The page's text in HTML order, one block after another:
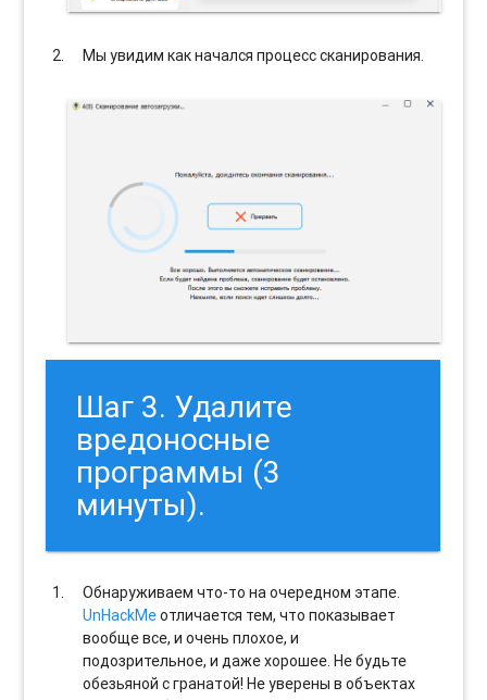
Мы увидим как начался процесс сканирования.
Шаг 3. Удалите
вредоносные
программы (3
минуты).
Обнаруживаем что-то на очередном этапе.
UnHackMeотличается тем, что показывает
вообще все, и очень плохое, и
подозрительное, и даже хорошее. Не будьте
обезьяной с гранатой! Не уверены в объектах